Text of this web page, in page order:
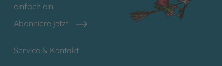
einfach ein!
Abonniere jetzt
Service & Kontakt